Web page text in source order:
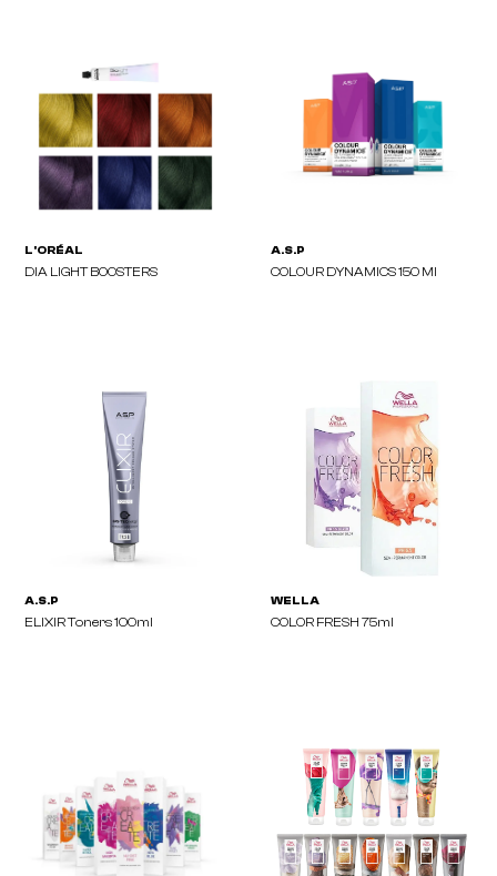
TRUE GREY 60ml
LAKMÉ
K.Blonde Toner 60ml
DIA COLOR 60ml
L'ORÉAL
DIA LIGHT 50ml